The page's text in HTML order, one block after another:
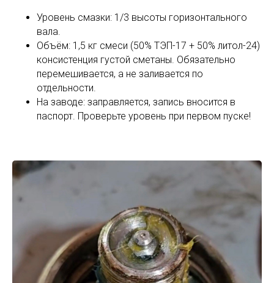
Уровень смазки: 1/3 высоты горизонтального
вала.
Объём: 1,5 кг смеси (50% ТЭП-17 + 50% литол-24)
консистенция густой сметаны. Обязательно
перемешивается, а не заливается по
отдельности.
На заводе: заправляется, запись вносится в
паспорт. Проверьте уровень при первом пуске!